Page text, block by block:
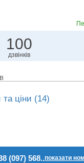
100
дзвінків
ціни (14)
(097) 568..показати